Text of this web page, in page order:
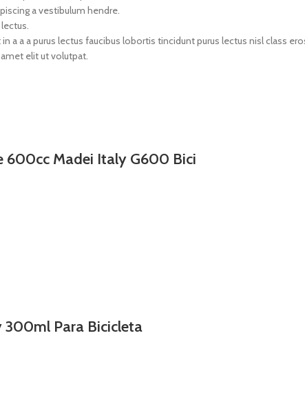
a vestibulum hendre.
a a a purus lectus faucibus lobortis tincidunt purus lectus nisl class
elit ut volutpat.
600cc Madei Italy G600 Bici
300ml Para Bicicleta